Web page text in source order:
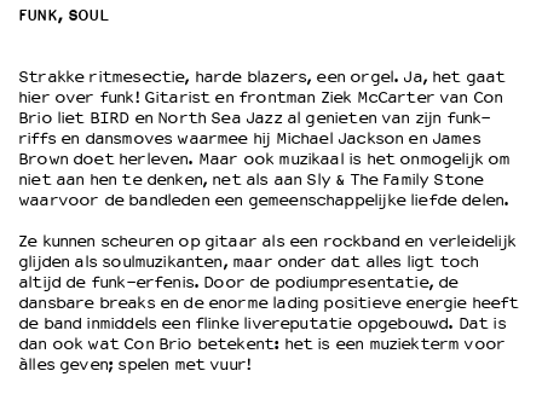
Wat we doen
Werken bij
Wie is wie
Word vriend
Historie
Partners
Huisregels
Privacyverklaring
Integriteits- en gedragscode
Duurzaamheid
FUNK, SOUL
Strakke ritmesectie, harde blazers, een orgel. Ja, het gaat
hier over funk! Gitarist en frontman Ziek McCarter van Con
Brio liet BIRD en North Sea Jazz al genieten van zijn funk-
riffs en dansmoves waarmee hij Michael Jackson en James
Brown doet herleven. Maar ook muzikaal is het onmogelijk om
niet aan hen te denken, net als aan Sly & The Family Stone
waarvoor de bandleden een gemeenschappelijke liefde delen.
Ze kunnen scheuren op gitaar als een rockband en verleidelijk
glijden als soulmuzikanten, maar onder dat alles ligt toch
altijd de funk-erfenis. Door de podiumpresentatie, de
dansbare breaks en de enorme lading positieve energie heeft
de band inmiddels een flinke livereputatie opgebouwd. Dat is
dan ook wat Con Brio betekent: het is een muziekterm voor
àlles geven; spelen met vuur!